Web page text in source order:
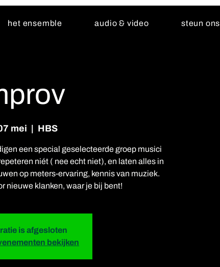
het ensemble audio & video steun ons
mei HBS
een special geselecteerde groep musici
niét ( nee echt niet), en laten alles in
op meters-ervaring, kennis van muziek.
nieuwe klanken, waar je bij bent!
is afgesloten
bekijken